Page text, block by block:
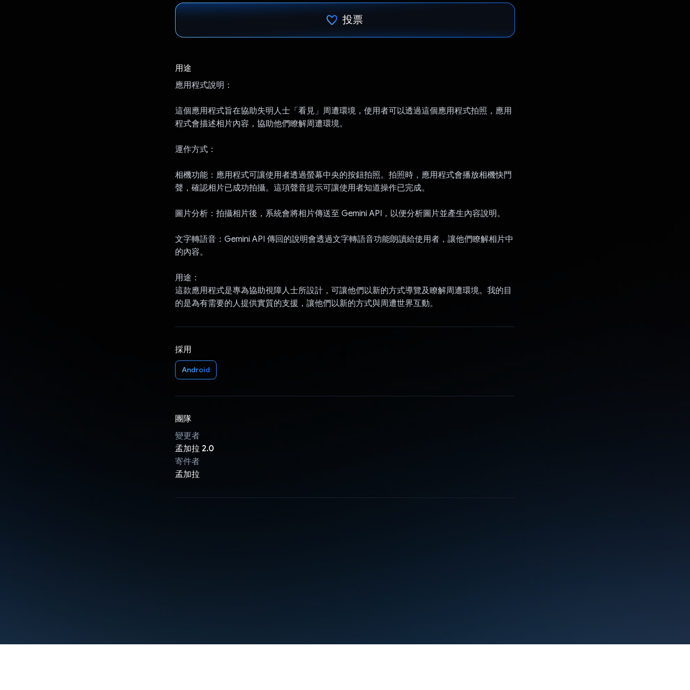
投票
用途
應用程式說明：
這個應用程式旨在協助失明人士「看見」周遭環境，使用者可以透過這個應用程式拍照，應用
程式會描述相片內容，協助他們瞭解周遭環境。
運作方式：
相機功能：應用程式可讓使用者透過螢幕中央的按鈕拍照。拍照時，應用程式會播放相機快門
聲，確認相片已成功拍攝。這項聲音提示可讓使用者知道操作已完成。
圖片分析：拍攝相片後，系統會將相片傳送至 Gemini API，以便分析圖片並產生內容說明。
文字轉語音：Gemini API 傳回的說明會透過文字轉語音功能朗讀給使用者，讓他們瞭解相片中
的內容。
用途：
這款應用程式是專為協助視障人士所設計，可讓他們以新的方式導覽及瞭解周遭環境。我的目
的是為有需要的人提供實質的支援，讓他們以新的方式與周遭世界互動。
採用
Android
團隊
變更者
孟加拉 2.0
寄件者
孟加拉